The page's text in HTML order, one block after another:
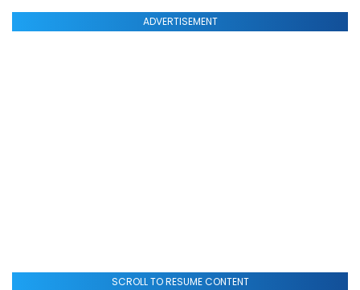
ADVERTISEMENT
SCROLL TO RESUME CONTENT